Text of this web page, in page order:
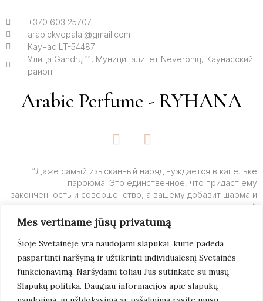
Mes vertiname jūsų privatumą
Šioje Svetainėje yra naudojami slapukai, kurie padeda
paspartinti naršymą ir užtikrinti individualesnį Svetainės
funkcionavimą. Naršydami toliau Jūs sutinkate su mūsų
Slapukų politika. Daugiau informacijos apie slapukų
+370 603 25707
arabickvepalai@gmail.com
Каунас LT-54487
Улица Gandrų 11, Муниципалитет Neveronių, Каунасский
район
Arabic Perfume - RYHANA
F
a
e
b
o
o
k
-
f
I
n
t
a
g
r
a
m
“Даже самый изысканный наряд нуждается в капельке
парфюма. Это единственное, что придаст ему
законченность и совершенство, а вашему добавит шарма и
очарования”.
Подробнее